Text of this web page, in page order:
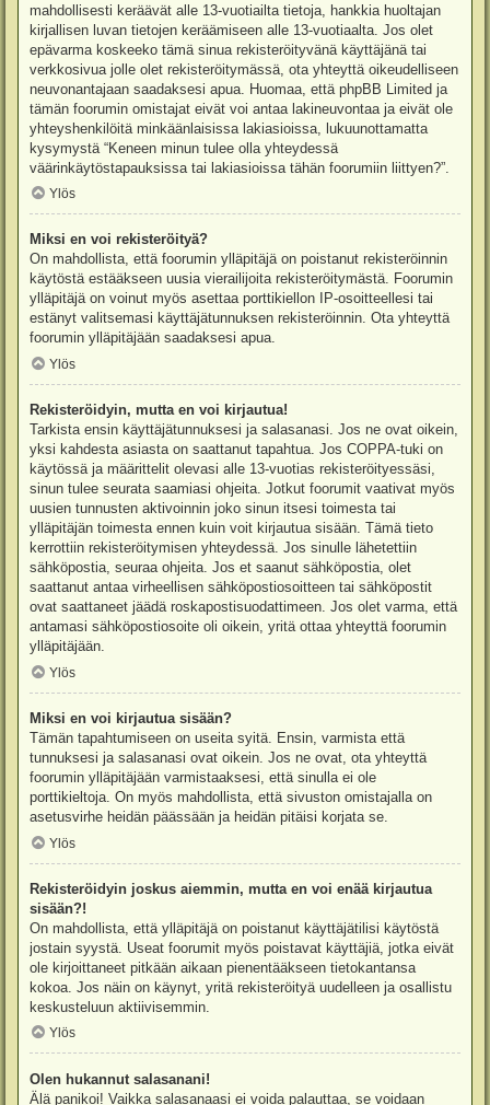
mahdollisesti keräävät alle 13-vuotiailta tietoja, hankkia huoltajan
kirjallisen luvan tietojen keräämiseen alle 13-vuotiaalta. Jos olet
epävarma koskeeko tämä sinua rekisteröityvänä käyttäjänä tai
verkkosivua jolle olet rekisteröitymässä, ota yhteyttä oikeudelliseen
neuvonantajaan saadaksesi apua. Huomaa, että phpBB Limited ja
tämän foorumin omistajat eivät voi antaa lakineuvontaa ja eivät ole
yhteyshenkilöitä minkäänlaisissa lakiasioissa, lukuunottamatta
kysymystä “Keneen minun tulee olla yhteydessä
väärinkäytöstapauksissa tai lakiasioissa tähän foorumiin liittyen?”.
Ylös
Miksi en voi rekisteröityä?
On mahdollista, että foorumin ylläpitäjä on poistanut rekisteröinnin
käytöstä estääkseen uusia vierailijoita rekisteröitymästä. Foorumin
ylläpitäjä on voinut myös asettaa porttikiellon IP-osoitteellesi tai
estänyt valitsemasi käyttäjätunnuksen rekisteröinnin. Ota yhteyttä
foorumin ylläpitäjään saadaksesi apua.
Ylös
Rekisteröidyin, mutta en voi kirjautua!
Tarkista ensin käyttäjätunnuksesi ja salasanasi. Jos ne ovat oikein,
yksi kahdesta asiasta on saattanut tapahtua. Jos COPPA-tuki on
käytössä ja määrittelit olevasi alle 13-vuotias rekisteröityessäsi,
sinun tulee seurata saamiasi ohjeita. Jotkut foorumit vaativat myös
uusien tunnusten aktivoinnin joko sinun itsesi toimesta tai
ylläpitäjän toimesta ennen kuin voit kirjautua sisään. Tämä tieto
kerrottiin rekisteröitymisen yhteydessä. Jos sinulle lähetettiin
sähköpostia, seuraa ohjeita. Jos et saanut sähköpostia, olet
saattanut antaa virheellisen sähköpostiosoitteen tai sähköpostit
ovat saattaneet jäädä roskapostisuodattimeen. Jos olet varma, että
antamasi sähköpostiosoite oli oikein, yritä ottaa yhteyttä foorumin
ylläpitäjään.
Ylös
Miksi en voi kirjautua sisään?
Tämän tapahtumiseen on useita syitä. Ensin, varmista että
tunnuksesi ja salasanasi ovat oikein. Jos ne ovat, ota yhteyttä
foorumin ylläpitäjään varmistaaksesi, että sinulla ei ole
porttikieltoja. On myös mahdollista, että sivuston omistajalla on
asetusvirhe heidän päässään ja heidän pitäisi korjata se.
Ylös
Rekisteröidyin joskus aiemmin, mutta en voi enää kirjautua
sisään?!
On mahdollista, että ylläpitäjä on poistanut käyttäjätilisi käytöstä
jostain syystä. Useat foorumit myös poistavat käyttäjiä, jotka eivät
ole kirjoittaneet pitkään aikaan pienentääkseen tietokantansa
kokoa. Jos näin on käynyt, yritä rekisteröityä uudelleen ja osallistu
keskusteluun aktiivisemmin.
Ylös
Olen hukannut salasanani!
Älä panikoi! Vaikka salasanaasi ei voida palauttaa, se voidaan